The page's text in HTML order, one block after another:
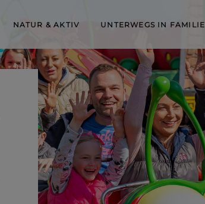
NATUR & AKTIV UNTERWEGS IN FAMILIE